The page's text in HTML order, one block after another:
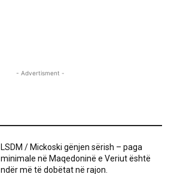
- Advertisment -
LSDM / Mickoski gënjen sërish – paga
minimale në Maqedoninë e Veriut është
ndër më të dobëtat në rajon.